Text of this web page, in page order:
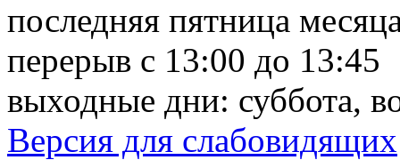
последняя пятница
перерыв с 13:00 до 13:45
выходные дни: суббота,
Версия для слабовидящих